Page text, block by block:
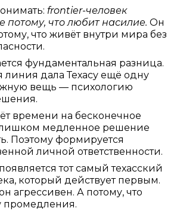
frontier-человек
потому, что любит насилие.Он
что живёт внутри мира без
фундаментальная разница.
линия дала Техасу ещё одну
вещь — психологию
времени на бесконечное
медленное решение
Поэтому формируется
личной ответственности.
тот самый техасский
который действует первым.
агрессивен. А потому, что
промедления.